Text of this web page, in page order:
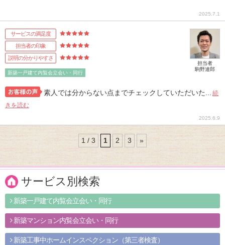
2025.7.1
サービスの満足度
担当者の印象
説明の分かりやすさ
新築一戸建て内覧会立会い・同行
担当者
駒野達郎
素人では分からない点までチェックしていただいた...
続
きを読む
2025.6.9
1 / 3 1 2 3 »
サービス別検索
新築一戸建て内覧会立会い・同行
新築マンション内覧会立会い・同行
新築工事中ホームインスペクション（第三者検査）